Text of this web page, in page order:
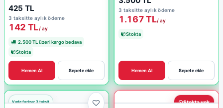
425 TL
3 taksitte aylık ödeme
142 TL/ ay
2.500 TL üzeri kargo bedava
Stokta
Sepete ekle
Hemen Al
3 taksitte aylık ödeme
1.167 TL/ ay
Stokta
Sepete ekle
Hemen Al
Stokta yok